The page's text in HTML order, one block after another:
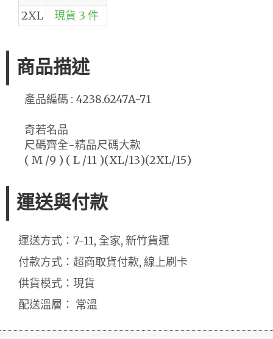
2XL
現貨 3 件
商品描述
產品編碼 : 4238.6247A-71
奇若名品
尺碼齊全-精品尺碼大款
( M /9 ) ( L /11 )(XL/13)(2XL/15)
運送與付款
運送方式：7-11, 全家, 新竹貨運
付款方式：超商取貨付款, 線上刷卡
供貨模式：現貨
配送溫層： 常溫